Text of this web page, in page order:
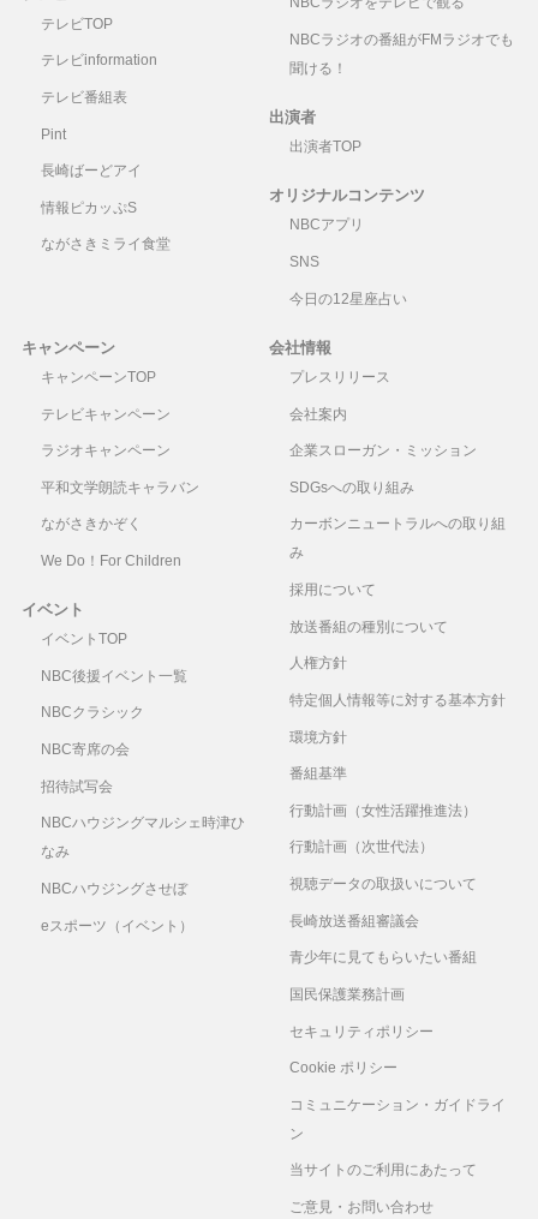
テレビTOP
テレビinformation
テレビ番組表
Pint
長崎ばーどアイ
情報ピカッぷS
ながさきミライ食堂
NBCラジオの番組がFMラジオでも
聞ける！
出演者
出演者TOP
オリジナルコンテンツ
NBCアプリ
SNS
今日の12星座占い
キャンペーン
キャンペーンTOP
テレビキャンペーン
ラジオキャンペーン
平和文学朗読キャラバン
ながさきかぞく
We Do！For Children
イベント
イベントTOP
NBC後援イベント一覧
NBCクラシック
NBC寄席の会
招待試写会
NBCハウジングマルシェ時津ひ
なみ
NBCハウジングさせぼ
eスポーツ（イベント）
会社情報
プレスリリース
会社案内
企業スローガン・ミッション
SDGsへの取り組み
カーボンニュートラルへの取り組
み
採用について
放送番組の種別について
人権方針
特定個人情報等に対する基本方針
環境方針
番組基準
行動計画（女性活躍推進法）
行動計画（次世代法）
視聴データの取扱いについて
長崎放送番組審議会
青少年に見てもらいたい番組
国民保護業務計画
セキュリティポリシー
Cookie ポリシー
コミュニケーション・ガイドライ
ン
当サイトのご利用にあたって
ご意見・お問い合わせ